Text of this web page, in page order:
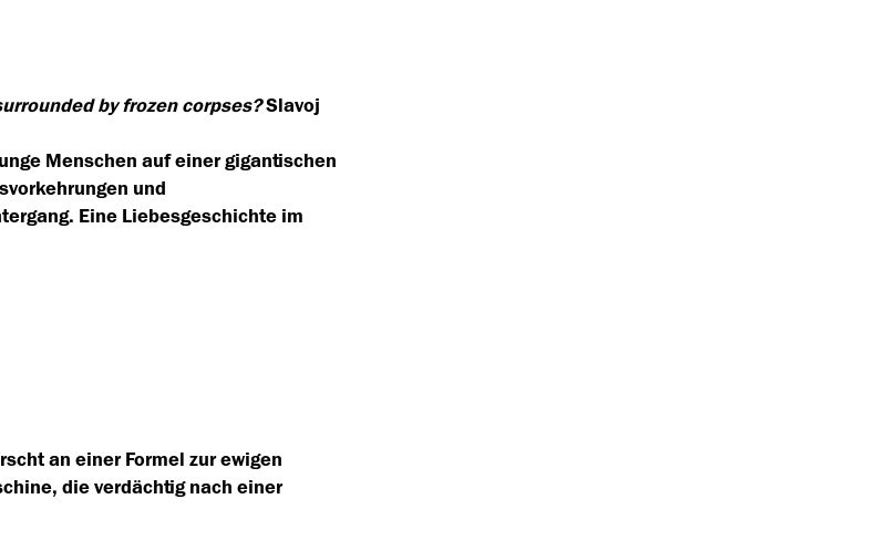
by frozen corpses?Slavoj
Menschen auf einer gigantischen
und
Eine Liebesgeschichte im
an einer Formel zur ewigen
die verdächtig nach einer